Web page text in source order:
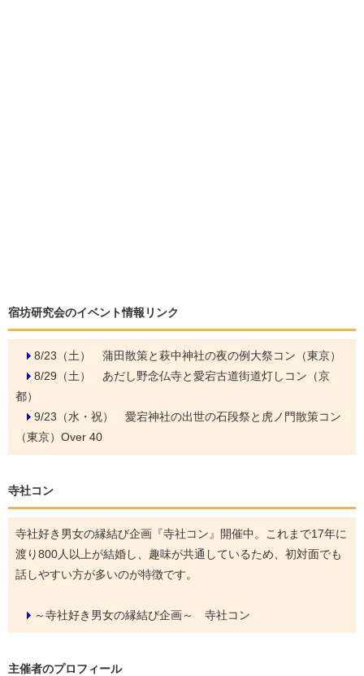
宿坊研究会のイベント情報リンク
8/23（土） 蒲田散策と萩中神社の夜の例大祭コン（東京）
8/29（土） あだし野念仏寺と愛宕古道街道灯しコン（京
都）
9/23（水・祝） 愛宕神社の出世の石段祭と虎ノ門散策コン
（東京）Over 40
寺社コン
寺社好き男女の縁結び企画『寺社コン』開催中。これまで17年に
渡り800人以上が結婚し、趣味が共通しているため、初対面でも
話しやすい方が多いのが特徴です。
～寺社好き男女の縁結び企画～ 寺社コン
主催者のプロフィール